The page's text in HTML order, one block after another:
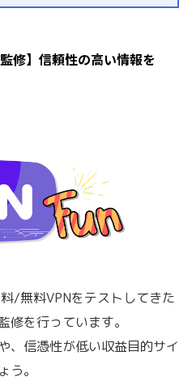
修】信頼性の高い情報を
/無料VPNをテストしてきた
修を行っています。
、信憑性が低い収益目的サイ
う。